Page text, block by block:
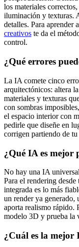
los materiales
iluminación y texturas.
detalles. Para aprender
creativos te da el
control.
¿Qué errores
La IA comete cinco
arquitectónicos: altera
materiales y texturas
con sombras
el espacio interior con
pedirle que diseñe en
corrigen partiendo de
¿Qué IA es mejor
No hay una IA
Para el rendering
integrada es lo más
un render ya generado,
aporta realismo rápido.
modelo 3D y prueba la
¿Cuál es la